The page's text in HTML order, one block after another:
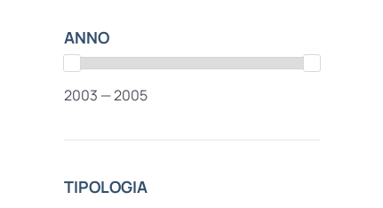
ANNO
2003 — 2005
TIPOLOGIA